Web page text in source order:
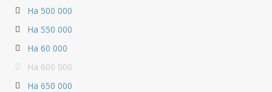
На 500 000
На 550 000
На 60 000
На 600 000
На 650 000